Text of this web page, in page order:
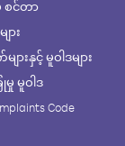
င်တာ
း
ားနှင့် မူဝါဒများ
မူဝါဒ
Code